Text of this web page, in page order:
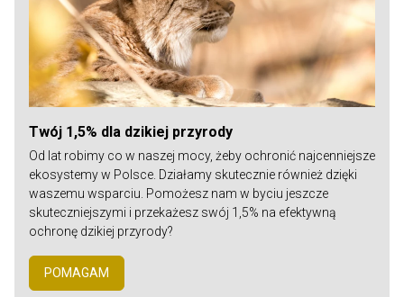
Twój 1,5% dla dzikiej przyrody
Od lat robimy co w naszej mocy, żeby ochronić najcenniejsze
ekosystemy w Polsce. Działamy skutecznie również dzięki
waszemu wsparciu. Pomożesz nam w byciu jeszcze
skuteczniejszymi i przekażesz swój 1,5% na efektywną
ochronę dzikiej przyrody?
POMAGAM